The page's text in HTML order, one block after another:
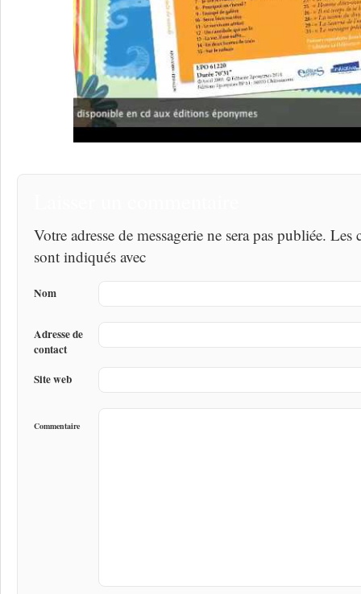
Votre adresse de messagerie ne sera pas publiée.
sont indiqués avec
Nom
Adresse de
contact
Site web
Commentaire